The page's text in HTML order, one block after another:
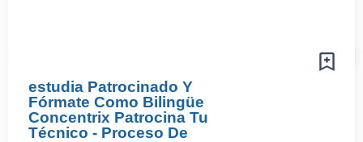
estudia Patrocinado Y
Fórmate Como Bilingüe
Concentrix Patrocina Tu
Técnico - Proceso De